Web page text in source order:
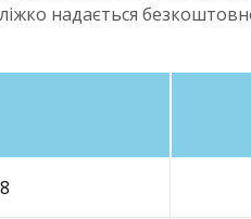
надається